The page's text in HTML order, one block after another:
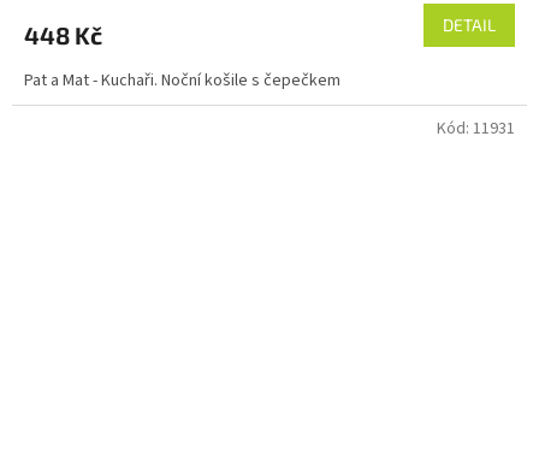
448 Kč DETAIL
Pat a Mat - Kuchaři. Noční košile s čepečkem
Kód: 11931